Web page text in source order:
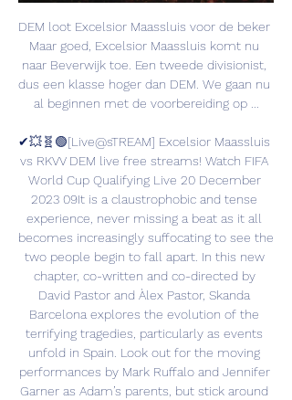
DEM loot Excelsior Maassluis voor de beker
Maar goed, Excelsior Maassluis komt nu
naar Beverwijk toe. Een tweede divisionist,
dus een klasse hoger dan DEM. We gaan nu
al beginnen met de voorbereiding op ...
✔💥🧬🟢[Live@sTREAM] Excelsior Maassluis
vs RKVV DEM live free streams! Watch FIFA
World Cup Qualifying Live 20 December
2023 09It is a claustrophobic and tense
experience, never missing a beat as it all
becomes increasingly suffocating to see the
two people begin to fall apart. In this new
chapter, co-written and co-directed by
David Pastor and Àlex Pastor, Skanda
Barcelona explores the evolution of the
terrifying tragedies, particularly as events
unfold in Spain. Look out for the moving
performances by Mark Ruffalo and Jennifer
Garner as Adam’s parents, but stick around